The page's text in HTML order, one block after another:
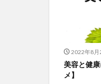
2022年8月
美容と健
メ】